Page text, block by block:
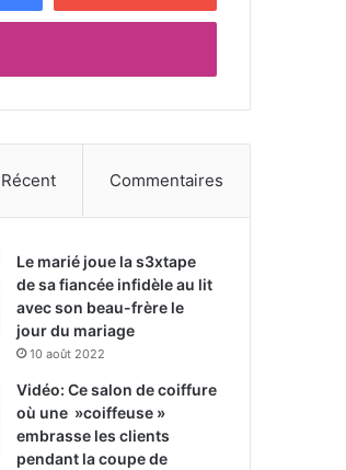
Récent Commentaires
Le marié joue la s3xtape
de sa fiancée infidèle au lit
avec son beau-frère le
jour du mariage
10 août 2022
Vidéo: Ce salon de coiffure
où une »coiffeuse »
embrasse les clients
pendant la coupe de